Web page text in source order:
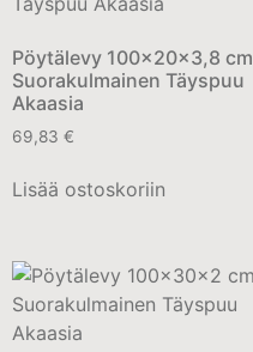
Pöytälevy 100x20x3,8 cm
Suorakulmainen Täyspuu
Akaasia
69,83 €
Lisää ostoskoriin